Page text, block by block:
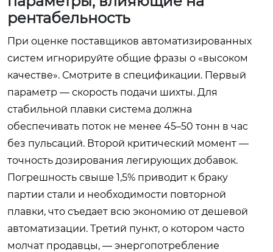
рентабельность
При оценке поставщиков автоматизированных
систем игнорируйте общие фразы о «высоком
качестве». Смотрите в спецификации. Первый
параметр — скорость подачи шихты. Для
стабильной плавки система должна
обеспечивать поток не менее 45–50 тонн в час
без пульсаций. Второй критический момент —
точность дозирования легирующих добавок.
Погрешность свыше 1,5% приводит к браку
партии стали и необходимости повторной
плавки, что съедает всю экономию от дешевой
автоматизации. Третий пункт, о котором часто
молчат продавцы, — энергопотребление